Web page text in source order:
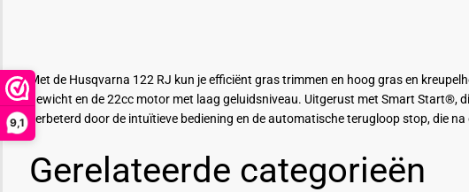
9,1
Met de Husqvarna 122 RJ kun je efficiënt gras trimmen en hoog gras en
gewicht en de 22cc motor met laag geluidsniveau. Uitgerust met Smart
verbeterd door de intuïtieve bediening en de automatische terugloop stop, die
Gerelateerde categorieën